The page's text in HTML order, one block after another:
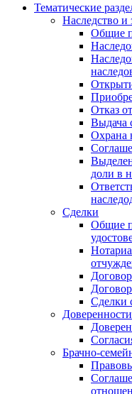
Тематические
Наследство и
Общие
Отказ
Выдача
Охрана
доли в
Сделки
Общие
Сделки
Брачно-